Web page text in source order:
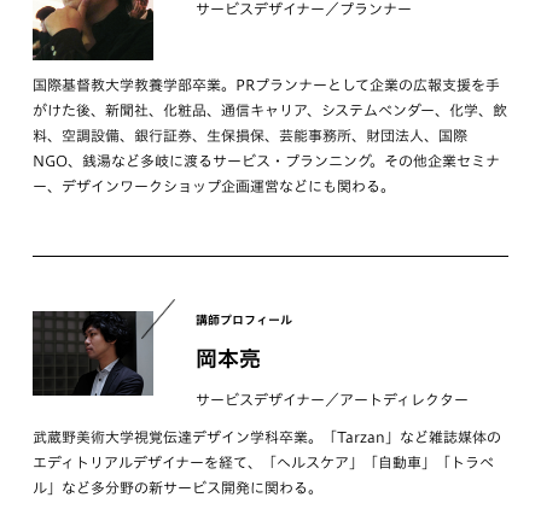
サービスデザイナー／プランナー
国際基督教大学教養学部卒業。PRプランナーとして企業の広報支援を手
がけた後、新聞社、化粧品、通信キャリア、システムベンダー、化学、飲
料、空調設備、銀行証券、生保損保、芸能事務所、財団法人、国際
NGO、銭湯など多岐に渡るサービス・プランニング。その他企業セミナ
ー、デザインワークショップ企画運営などにも関わる。
講師プロフィール
岡本亮
サービスデザイナー／アートディレクター
武蔵野美術大学視覚伝達デザイン学科卒業。「Tarzan」など雑誌媒体の
エディトリアルデザイナーを経て、「ヘルスケア」「自動車」「トラベ
ル」など多分野の新サービス開発に関わる。